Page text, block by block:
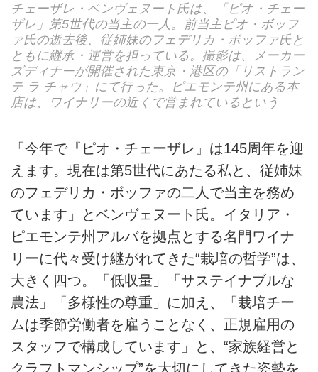
チェーザレ・ベンヴェヌート氏は、「ピオ・チェー
ザレ」第5世代の当主の一人。前当主ピオ・ボッフ
ァ氏の逝去後、従姉妹のフェデリカ・ボッファ氏と
ともに継承・運営を担っている。撮影は、メーカー
ズディナーが開催された東京・港区の「リストラン
テ ラ チャウ」にて行った。ピエモンテ州にある本
店は、ワイナリーの近くで営まれているという
「今年で『ピオ・チェーザレ』は145周年を迎
えます。現在は第5世代にあたる私と、従姉妹
のフェデリカ・ボッファの二人で当主を務め
ています」とベンヴェヌート氏。イタリア・
ピエモンテ州アルバを拠点とする名門ワイナ
リーに代々受け継がれてきた“栽培の哲学”は、
大きく四つ。「低収量」「サステイナブルな
農法」「多様性の尊重」に加え、「栽培チー
ムは季節労働者を雇うことなく、正規雇用の
スタッフで構成しています」と、“家族経営と
クラフトマンシップ”を大切にしてきた姿勢を